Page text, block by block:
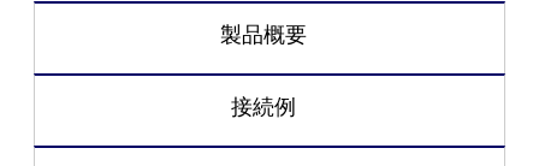
製品概要
接続例